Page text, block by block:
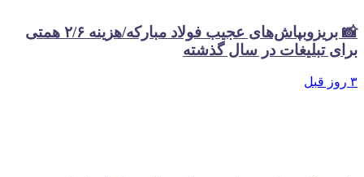
📸 بریزوبپاش‌های عجیب فولاد مبارکه/هزینه ۲/۶ همتی
برای تبلیغات در سال گذشته
۳ روز قبل